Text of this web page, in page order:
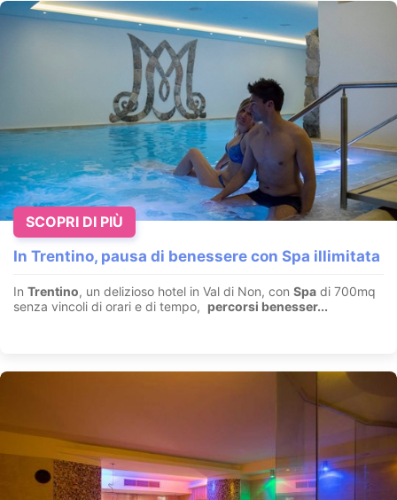
In Trentino, pausa di benessere con Spa illimitata
In Trentino, un delizioso hotel in Val di Non, con Spa di 700mq
senza vincoli di orari e di tempo, percorsi benesser...
SCOPRI DI PIÙ